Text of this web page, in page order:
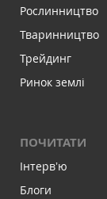
Рослинництво
Тваринництво
Трейдинг
Ринок землі
ПОЧИТАТИ
Інтервʼю
Блоги